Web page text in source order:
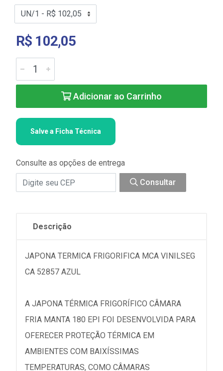
R$ 102,05
Adicionar ao Carrinho
Salve a Ficha Técnica
Consulte as opções de entrega
Consultar
Descrição
JAPONA TERMICA FRIGORIFICA MCA VINILSEG
CA 52857 AZUL
A JAPONA TÉRMICA FRIGORÍFICO CÂMARA
FRIA MANTA 180 EPI FOI DESENVOLVIDA PARA
OFERECER PROTEÇÃO TÉRMICA EM
AMBIENTES COM BAIXÍSSIMAS
TEMPERATURAS, COMO CÂMARAS